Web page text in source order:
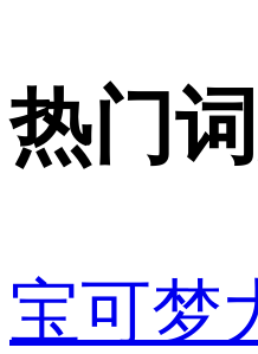
热门
宝可梦